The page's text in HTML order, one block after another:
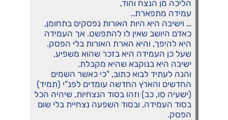
הליכה מן הנצח והוד,
עמידה מתפארת..
… וישיבה היא היות האורות נפסקים בתחומן,
כאדם היושב שאין לו להתפשט. אך העמידה
היא להיפך, והיא הארת האורות בלי הפסק.
שעל כן העמידה היא בזכר שהוא משפיע,
ישיבה היא בנוקבא שהיא מקבלת.
והנה לעתיד לבוא כתוב, "כי כאשר השמים
החדשים והארץ החדשה עומדים לפנ"י (תמיד)
(ישעיה סו, כב) וזהו בסוד הנצחיות, שיהיה הכל
בסוד העמידה, ובסוד השפעה נצחיית בלי שום
הפסק.